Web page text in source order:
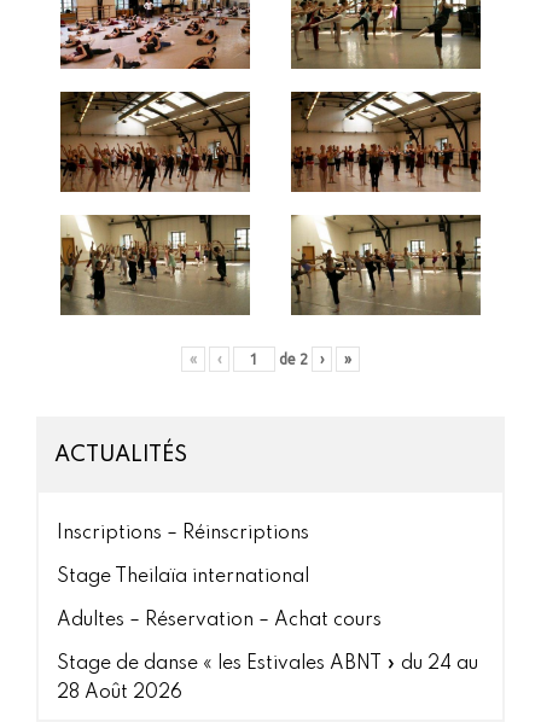
« ‹ de 2 › »
ACTUALITÉS
Inscriptions – Réinscriptions
Stage Theilaïa international
Adultes – Réservation – Achat cours
Stage de danse « les Estivales ABNT » du 24 au
28 Août 2026